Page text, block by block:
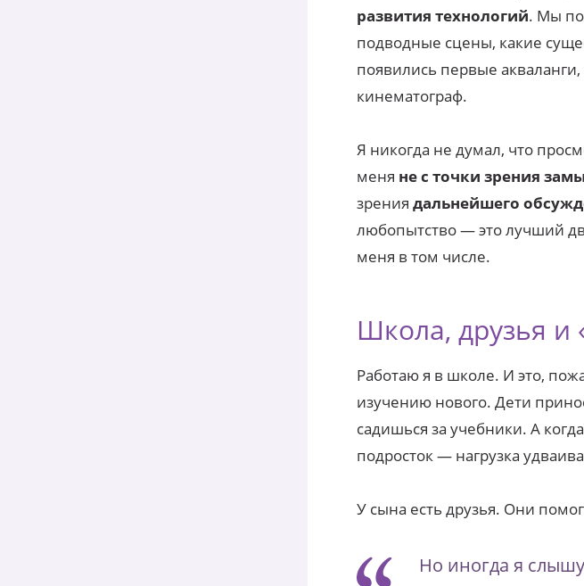
развития технологий. Мы
подводные сцены, какие
появились первые
кинематограф.
Я никогда не думал, что
меня не с точки зрения
зрения дальнейшего
любопытство — это лучший
меня в том числе.
Школа, друзья и
Работаю я в школе. И это,
изучению нового. Дети
садишься за учебники. А
подросток — нагрузка
У сына есть друзья. Они
Но иногда я